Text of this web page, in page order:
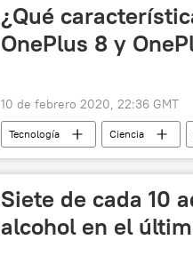
¿Qué
OnePlus 8 y
10 de febrero 2020, 22:36 GMT
Tecnología Ciencia
Siete de cada 10
alcohol en el